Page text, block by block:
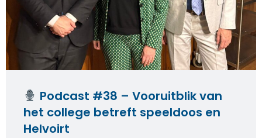
Podcast #38 – Vooruitblik van
het college betreft speeldoos en
Helvoirt